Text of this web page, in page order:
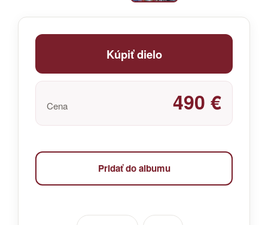
Kúpiť dielo
Cena 490 €
Pridať do albumu